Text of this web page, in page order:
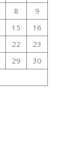
8
9
15
16
22
23
29
30